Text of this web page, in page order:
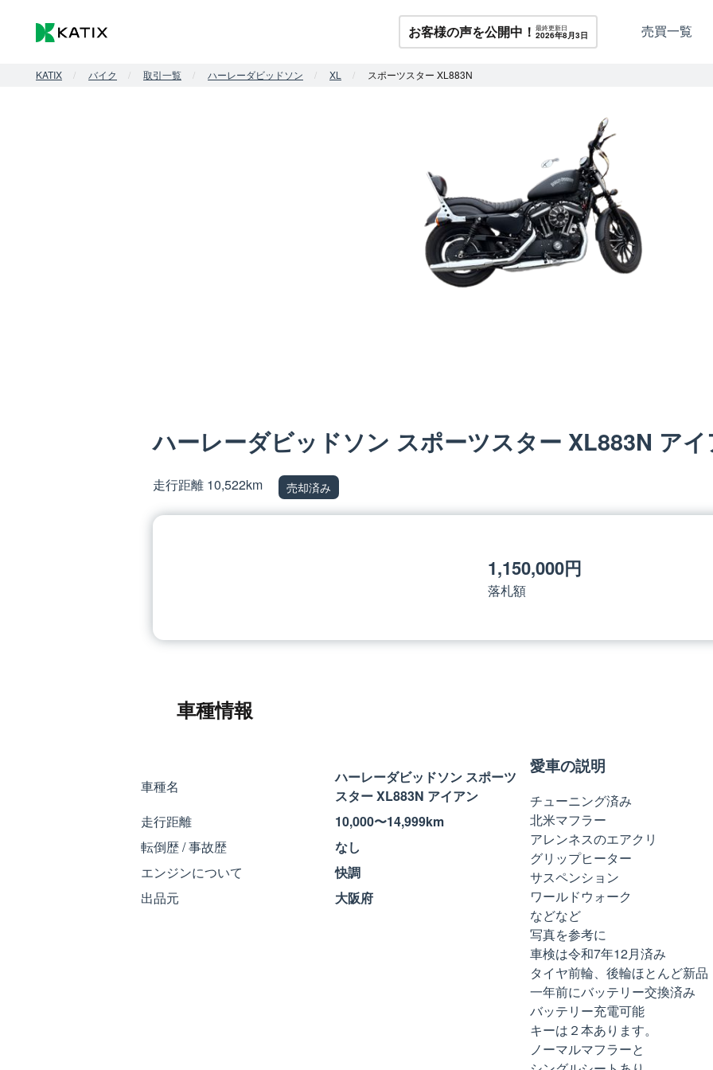
お客様の声を公開中！ 最終更新日
2026年8月3日 売買一覧
KATIX バイク 取引一覧 ハーレーダビッドソン XL スポーツスター XL883N
ハーレーダビッドソン スポーツスター XL883N ア
走行距離 10,522km 売却済み
1,150,000円
落札額
車種情報
車種名
ハーレーダビッドソン スポーツ
スター XL883N アイアン
走行距離
10,000〜14,999km
転倒歴 / 事故歴
なし
エンジンについて
快調
出品元
大阪府
愛車の説明
チューニング済み
北米マフラー
アレンネスのエアクリ
グリップヒーター
サスペンション
ワールドウォーク
などなど
写真を参考に
車検は令和7年12月済み
タイヤ前輪、後輪ほとんど新品
一年前にバッテリー交換済み
バッテリー充電可能
キーは２本あります。
ノーマルマフラーと